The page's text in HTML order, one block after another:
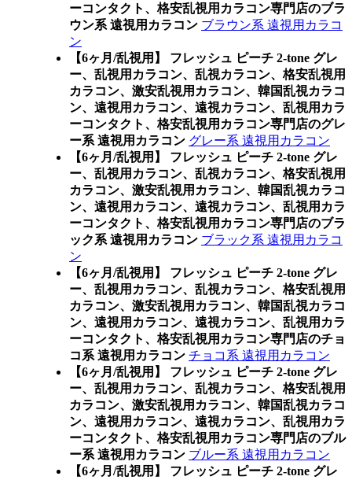
ーコンタクト、格安乱視用カラコン専門店のブラ
ウン系 遠視用カラコン ブラウン系 遠視用カラコ
ン
【6ヶ月/乱視用】 フレッシュ ピーチ 2-tone グレ
ー、乱視用カラコン、乱視カラコン、格安乱視用
カラコン、激安乱視用カラコン、韓国乱視カラコ
ン、遠視用カラコン、遠視カラコン、乱視用カラ
ーコンタクト、格安乱視用カラコン専門店のグレ
ー系 遠視用カラコン グレー系 遠視用カラコン
【6ヶ月/乱視用】 フレッシュ ピーチ 2-tone グレ
ー、乱視用カラコン、乱視カラコン、格安乱視用
カラコン、激安乱視用カラコン、韓国乱視カラコ
ン、遠視用カラコン、遠視カラコン、乱視用カラ
ーコンタクト、格安乱視用カラコン専門店のブラ
ック系 遠視用カラコン ブラック系 遠視用カラコ
ン
【6ヶ月/乱視用】 フレッシュ ピーチ 2-tone グレ
ー、乱視用カラコン、乱視カラコン、格安乱視用
カラコン、激安乱視用カラコン、韓国乱視カラコ
ン、遠視用カラコン、遠視カラコン、乱視用カラ
ーコンタクト、格安乱視用カラコン専門店のチョ
コ系 遠視用カラコン チョコ系 遠視用カラコン
【6ヶ月/乱視用】 フレッシュ ピーチ 2-tone グレ
ー、乱視用カラコン、乱視カラコン、格安乱視用
カラコン、激安乱視用カラコン、韓国乱視カラコ
ン、遠視用カラコン、遠視カラコン、乱視用カラ
ーコンタクト、格安乱視用カラコン専門店のブル
ー系 遠視用カラコン ブルー系 遠視用カラコン
【6ヶ月/乱視用】 フレッシュ ピーチ 2-tone グレ